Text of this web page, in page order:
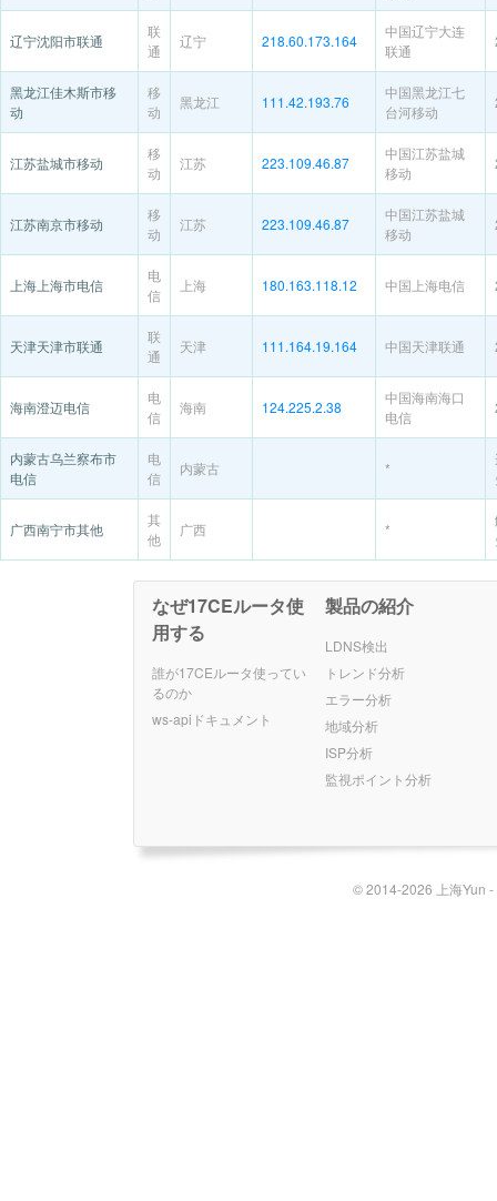
辽宁沈阳市联通
联
通
辽宁 218.60.173.164
中国辽宁大连
联通
黑龙江佳木斯市移
动
移
动
黑龙江 111.42.193.76
中国黑龙江七
台河移动
江苏盐城市移动
移
动
江苏 223.109.46.87
中国江苏盐城
移动
江苏南京市移动
移
动
江苏 223.109.46.87
中国江苏盐城
移动
上海上海市电信
电
信
上海 180.163.118.12 中国上海电信
天津天津市联通
联
通
天津 111.164.19.164 中国天津联通
海南澄迈电信
电
信
海南 124.225.2.38
中国海南海口
电信
内蒙古乌兰察布市
电信
电
信
内蒙古 *
广西南宁市其他
其
他
广西 *
なぜ17CEルータ使
用する
誰が17CEルータ使ってい
るのか
ws-apiドキュメント
製品の紹介
LDNS検出
トレンド分析
エラー分析
地域分析
ISP分析
監視ポイント分析
© 2014-2026 上海Yun